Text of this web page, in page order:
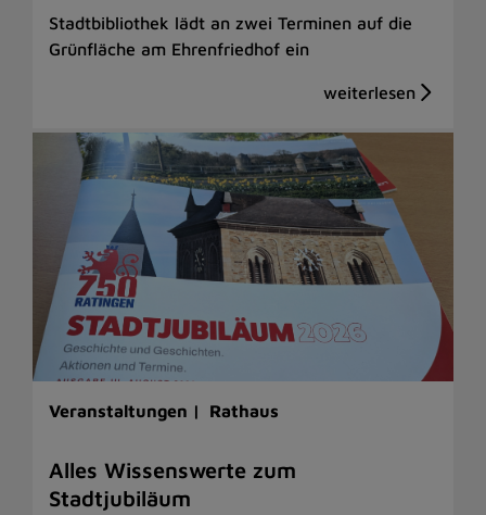
Stadtbibliothek lädt an zwei Terminen auf die
Grünfläche am Ehrenfriedhof ein
Veranstaltungen | Rathaus
Alles Wissenswerte zum
Stadtjubiläum